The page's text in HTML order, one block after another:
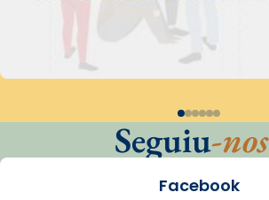
Seguiu-nos
Facebook